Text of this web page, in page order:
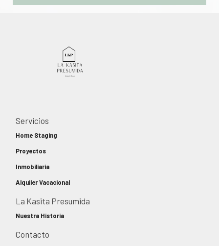
Servicios
Home Staging
Proyectos
Inmobiliaria
Alquiler Vacacional
La Kasita Presumida
Nuestra Historia
Contacto